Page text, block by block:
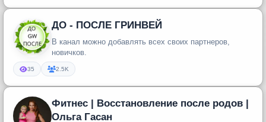
ДО - ПОСЛЕ ГРИНВЕЙ
В канал можно добавлять всех своих партнеров,
новичков.
35 2.5K
Фитнес | Восстановление после родов |
Ольга Гасан